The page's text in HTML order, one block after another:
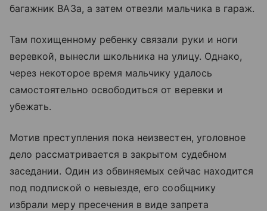
багажник ВАЗа, а затем отвезли мальчика в гараж.
Там похищенному ребенку связали руки и ноги
веревкой, вынесли школьника на улицу. Однако,
через некоторое время мальчику удалось
самостоятельно освободиться от веревки и
убежать.
Мотив преступления пока неизвестен, уголовное
дело рассматривается в закрытом судебном
заседании. Один из обвиняемых сейчас находится
под подпиской о невыезде, его сообщнику
избрали меру пресечения в виде запрета